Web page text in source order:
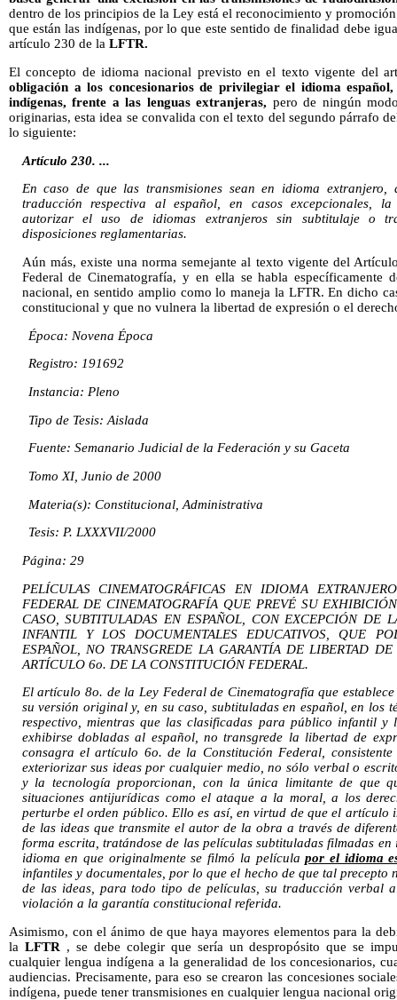
dentro de los principios de la Ley está el reconocimiento y
que están las indígenas, por lo que este sentido de finalidad debe
artículo 230 de la LFTR.
El concepto de idioma nacional previsto en el texto vigente del
obligación a los concesionarios de privilegiar el idioma
indígenas, frente a las lenguas extranjeras, pero de ningún
originarias, esta idea se convalida con el texto del segundo párrafo
lo siguiente:
Artículo 230. ...
En caso de que las transmisiones sean en idioma
traducción respectiva al español, en casos excepcionales,
autorizar el uso de idiomas extranjeros sin subtitulaje o
disposiciones reglamentarias.
Aún más, existe una norma semejante al texto vigente del
Federal de Cinematografía, y en ella se habla
nacional, en sentido amplio como lo maneja la LFTR. En dicho
constitucional y que no vulnera la libertad de expresión o el
Época: Novena Época
Registro: 191692
Instancia: Pleno
Tipo de Tesis: Aislada
Fuente: Semanario Judicial de la Federación y su Gaceta
Tomo XI, Junio de 2000
Materia(s): Constitucional, Administrativa
Tesis: P. LXXXVII/2000
Página: 29
PELÍCULAS CINEMATOGRÁFICAS EN IDIOMA
FEDERAL DE CINEMATOGRAFÍA QUE PREVÉ SU
CASO, SUBTITULADAS EN ESPAÑOL, CON EXCEPCIÓN DE
INFANTIL Y LOS DOCUMENTALES EDUCATIVOS, QUE
ESPAÑOL, NO TRANSGREDE LA GARANTÍA DE LIBERTAD
ARTÍCULO 6o. DE LA CONSTITUCIÓN FEDERAL.
El artículo 8o. de la Ley Federal de Cinematografía que
su versión original y, en su caso, subtituladas en español, en los
respectivo, mientras que las clasificadas para público infantil y
exhibirse dobladas al español, no transgrede la libertad de
consagra el artículo 6o. de la Constitución Federal,
exteriorizar sus ideas por cualquier medio, no sólo verbal o
y la tecnología proporcionan, con la única limitante de que
situaciones antijurídicas como el ataque a la moral, a los
perturbe el orden público. Ello es así, en virtud de que el artículo
de las ideas que transmite el autor de la obra a través de
forma escrita, tratándose de las películas subtituladas filmadas
idioma en que originalmente se filmó la películapor el idioma
infantiles y documentales, por lo que el hecho de que tal precepto
de las ideas, para todo tipo de películas, su traducción verbal
violación a la garantía constitucional referida.
Asimismo, con el ánimo de que haya mayores elementos para la
la LFTR , se debe colegir que sería un despropósito que se
cualquier lengua indígena a la generalidad de los concesionarios,
audiencias. Precisamente, para eso se crearon las concesiones
indígena, puede tener transmisiones en cualquier lengua nacional